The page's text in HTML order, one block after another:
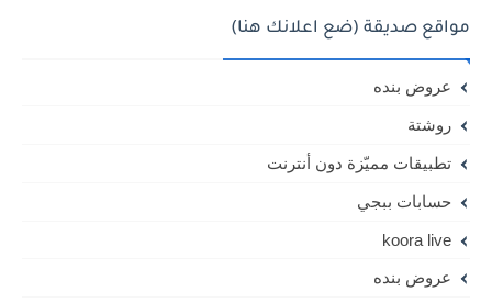
مواقع صديقة (ضع اعلانك هنا)
عروض بنده
روشتة
تطبيقات مميّزة دون أنترنت
حسابات ببجي
koora live
عروض بنده